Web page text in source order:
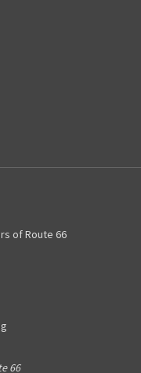
of Route 66
66